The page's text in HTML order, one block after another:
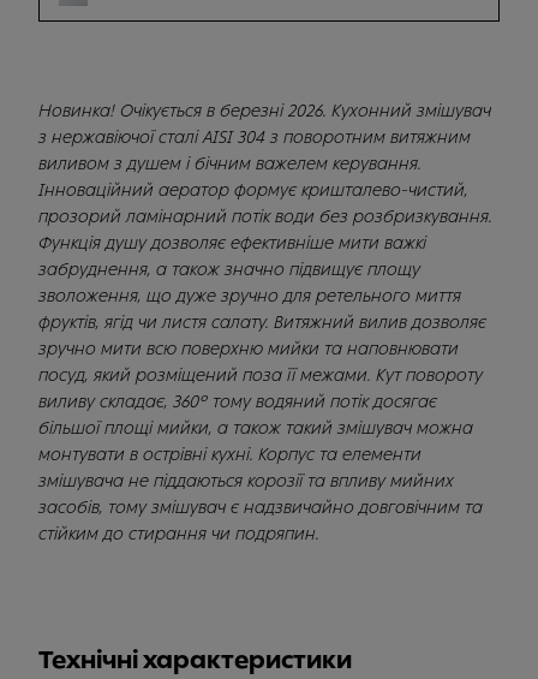
Новинка! Очікується в березні 2026. Кухонний змішувач
з нержавіючої сталі AISI 304 з поворотним витяжним
виливом з душем і бічним важелем керування.
Інноваційний аератор формує кришталево-чистий,
прозорий ламінарний потік води без розбризкування.
Функція душу дозволяє ефективніше мити важкі
забруднення, а також значно підвищує площу
зволоження, що дуже зручно для ретельного миття
фруктів, ягід чи листя салату. Витяжний вилив дозволяє
зручно мити всю поверхню мийки та наповнювати
посуд, який розміщений поза її межами. Кут повороту
виливу складає, 360° тому водяний потік досягає
більшої площі мийки, а також такий змішувач можна
монтувати в острівні кухні. Корпус та елементи
змішувача не піддаються корозії та впливу мийних
засобів, тому змішувач є надзвичайно довговічним та
стійким до стирання чи подряпин.
Технічні характеристики